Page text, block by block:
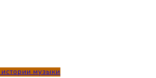
музыки